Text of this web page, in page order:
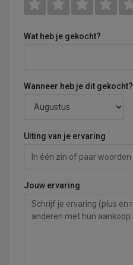
Wat heb je gekocht?
Wanneer heb je dit gekocht?
Uiting van je ervaring
Jouw ervaring